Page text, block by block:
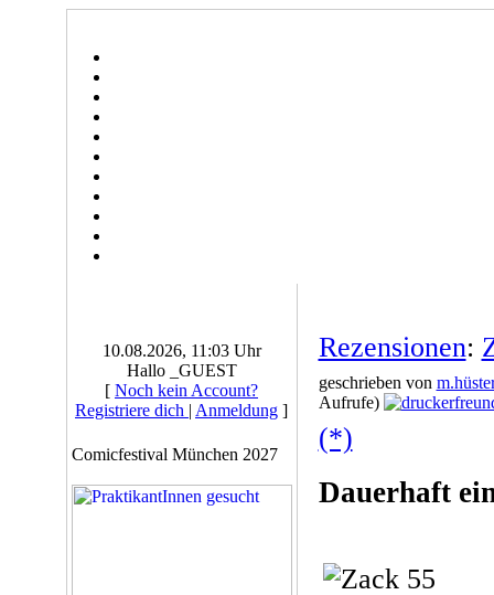
10.08.2026, 11:03 Uhr
Hallo _GUEST
[ Noch kein Account?
Registriere dich | Anmeldung ]
Comicfestival München 2027
Rezensionen:
geschrieben von
Aufrufe)
(*)
Dauerhaft